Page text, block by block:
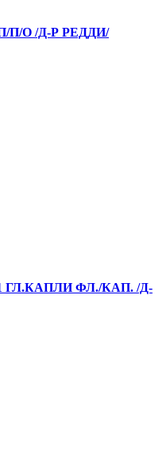
П/О /Д-Р РЕДДИ/
ФЛ./КАП. /Д-